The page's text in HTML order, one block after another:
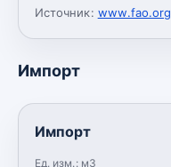
Источник: www.fao.org
Импорт
Импорт
Ед. изм.: м3